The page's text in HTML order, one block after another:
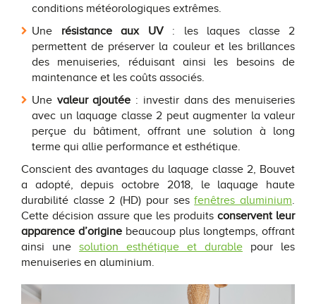
conditions météorologiques extrêmes.
Une résistance aux UV: les laques classe 2
permettent de préserver la couleur et les brillances
des menuiseries, réduisant ainsi les besoins de
maintenance et les coûts associés.
Une valeur ajoutée : investir dans des menuiseries
avec un laquage classe 2 peut augmenter la valeur
perçue du bâtiment, offrant une solution à long
terme qui allie performance et esthétique.
Conscient des avantages du laquage classe 2, Bouvet
a adopté, depuis octobre 2018, le laquage haute
durabilité classe 2 (HD) pour sesfenêtres aluminium.
Cette décision assure que les produits conservent leur
apparence d’origine beaucoup plus longtemps, offrant
ainsi une solution esthétique et durable pour les
menuiseries en aluminium.